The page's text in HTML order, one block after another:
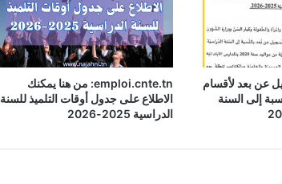
عن بعد لأقسام
إلى السنة
emploi.cnte.tn: من هنا يمكنك
الاطلاع على جدول أوقات التلميذ للسنة
الدراسية 2025-2026